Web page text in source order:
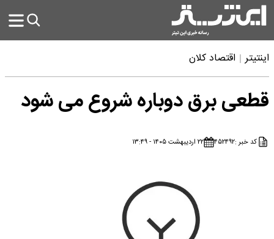
اینتیتر اقتصاد کلان
قطعی برق دوباره شروع می شود
کد خبر :۴۵۲۴۹۲ ۲۲ اردیبهشت ۱۴۰۵ - ۱۳:۴۹